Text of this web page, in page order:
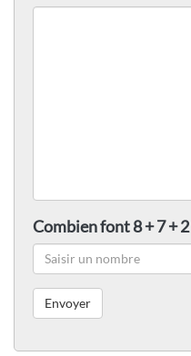
Combien font 8 + 7 + 2